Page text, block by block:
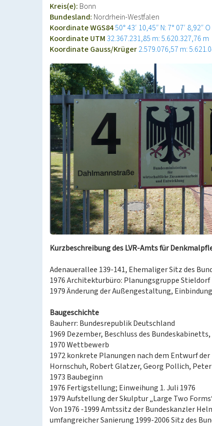
Kreis(e): Bonn
Bundesland: Nordrhein-Westfalen
Koordinate WGS8450° 43′ 10,45″ N: 7° 07′ 8,92″ O
Koordinate UTM 32.367.231,85 m: 5.620.327,76 m
Koordinate Gauss/Krüger2.579.076,57 m:
Kurzbeschreibung des LVR-Amts für
Adenauerallee 139-141, Ehemaliger Sitz des
1976 Architekturbüro: Planungsgruppe Stieldorf
1979 Änderung der Außengestaltung,
Baugeschichte
Bauherr: Bundesrepublik Deutschland
1969 Dezember, Beschluss des
1970 Wettbewerb
1972 konkrete Planungen nach dem Entwurf
Hornschuh, Robert Glatzer, Georg Pollich,
1973 Baubeginn
1976 Fertigstellung; Einweihung 1. Juli 1976
1979 Aufstellung der Skulptur „Large Two
Von 1976 -1999 Amtssitz der Bundeskanzler
umfangreicher Sanierung 1999-2006 Sitz des